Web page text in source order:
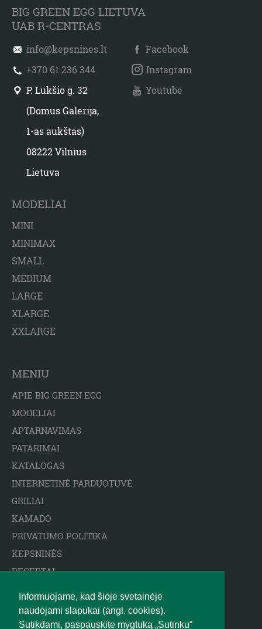
Informuojame, kad šioje svetainėje
naudojami slapukai (angl. cookies).
Sutikdami, paspauskite mygtuką „Sutinku“
BIG GREEN EGG LIETUVA
UAB R-CENTRAS
info@kepsnines.lt
+370 61 236 344
P. Lukšio g. 32
(Domus Galerija,
1-as aukštas)
08222 Vilnius
Lietuva
Facebook
Instagram
Youtube
MODELIAI
MINI
MINIMAX
SMALL
MEDIUM
LARGE
XLARGE
XXLARGE
MENIU
APIE BIG GREEN EGG
MODELIAI
APTARNAVIMAS
PATARIMAI
KATALOGAS
INTERNETINĖ PARDUOTUVĖ
GRILIAI
KAMADO
PRIVATUMO POLITIKA
KEPSNINĖS
RECEPTAI
ATSAKOMYBĖS APRIBOJIMAS
BIGGREENEGG.EU